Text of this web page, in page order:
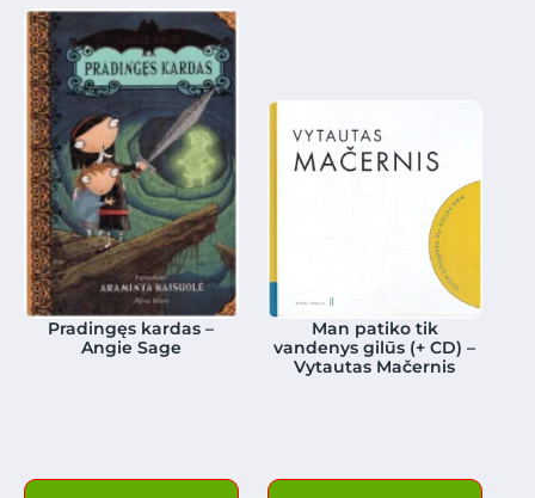
Pradingęs kardas –
Angie Sage
Man patiko tik
vandenys gilūs (+ CD) –
Vytautas Mačernis